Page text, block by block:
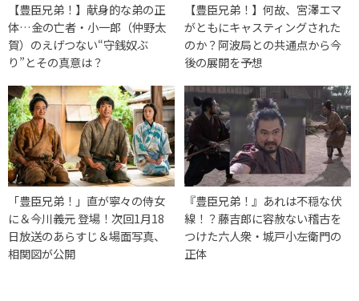
【豊臣兄弟！】献身的な弟の正
体…金の亡者・小一郎（仲野太
賀）のえげつない“守銭奴ぶ
り”とその真意は？
【豊臣兄弟！】何故、宮澤エマ
がともにキャスティングされた
のか？阿波局との共通点から今
後の展開を予想
「豊臣兄弟！」直が寧々の侍女
に＆今川義元 登場！次回1月18
日放送のあらすじ＆場面写真、
相関図が公開
『豊臣兄弟！』あれは不穏な伏
線！？藤吉郎に容赦ない稽古を
つけた六人衆・城戸小左衛門の
正体